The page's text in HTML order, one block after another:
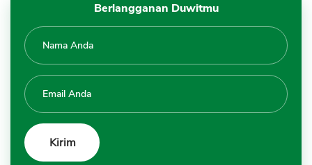
Berlangganan Duwitmu